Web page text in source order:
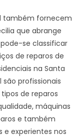
também fornecem
que abrange
se classificar
de reparos de
na Santa
são profissionais
de reparos
máquinas
e também
e experientes nos